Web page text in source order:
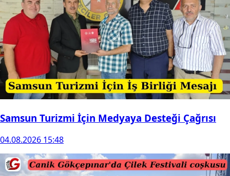
Samsun Turizmi İçin Medyaya Desteği Çağrısı
04.08.2026 15:48